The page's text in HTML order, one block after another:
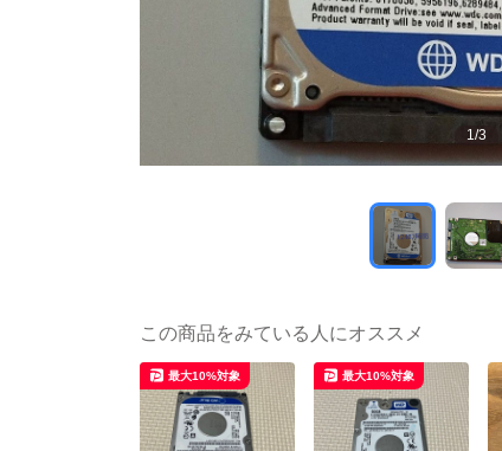
1/3
この商品をみている人にオススメ
最大10%対象 最大10%対象